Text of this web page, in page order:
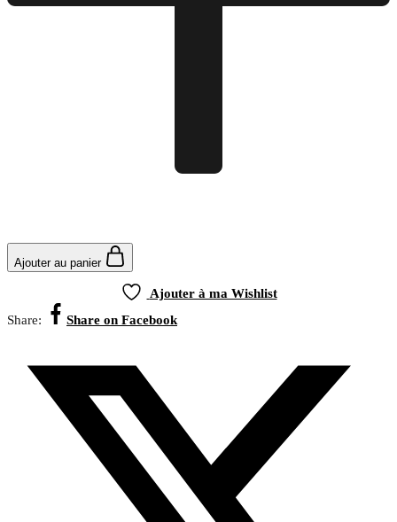
Ajouter au panier
Ajouter à ma Wishlist
Share:
Share on Facebook